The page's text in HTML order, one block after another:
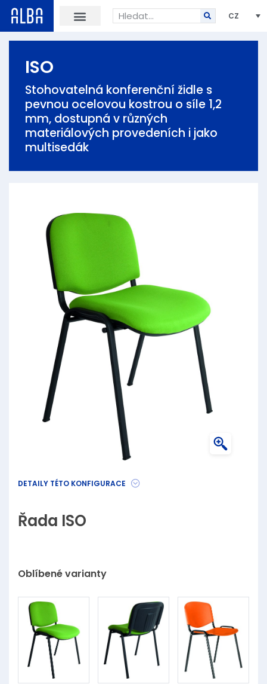
CZ
ISO
Stohovatelná konferenční židle s
pevnou ocelovou kostrou o síle 1,2
mm, dostupná v různých
materiálových provedeních i jako
multisedák
DETAILY TÉTO KONFIGURACE
Řada ISO
Oblíbené varianty